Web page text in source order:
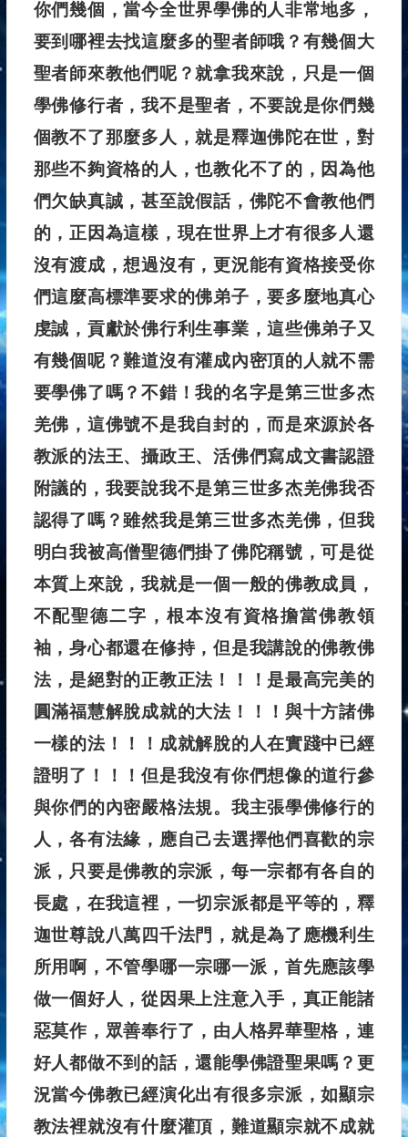
你們幾個，當今全世界學佛的人非常地多，
要到哪裡去找這麼多的聖者師哦？有幾個大
聖者師來教他們呢？就拿我來說，只是一個
學佛修行者，我不是聖者，不要說是你們幾
個教不了那麼多人，就是釋迦佛陀在世，對
那些不夠資格的人，也教化不了的，因為他
們欠缺真誠，甚至說假話，佛陀不會教他們
的，正因為這樣，現在世界上才有很多人還
沒有渡成，想過沒有，更況能有資格接受你
們這麼高標準要求的佛弟子，要多麼地真心
虔誠，貢獻於佛行利生事業，這些佛弟子又
有幾個呢？難道沒有灌成內密頂的人就不需
要學佛了嗎？不錯！我的名字是第三世多杰
羌佛，這佛號不是我自封的，而是來源於各
教派的法王、攝政王、活佛們寫成文書認證
附議的，我要說我不是第三世多杰羌佛我否
認得了嗎？雖然我是第三世多杰羌佛，但我
明白我被高僧聖德們掛了佛陀稱號，可是從
本質上來說，我就是一個一般的佛教成員，
不配聖德二字，根本沒有資格擔當佛教領
袖，身心都還在修持，但是我講說的佛教佛
法，是絕對的正教正法！！！是最高完美的
圓滿福慧解脫成就的大法！！！與十方諸佛
一樣的法！！！成就解脫的人在實踐中已經
證明了！！！但是我沒有你們想像的道行參
與你們的內密嚴格法規。我主張學佛修行的
人，各有法緣，應自己去選擇他們喜歡的宗
派，只要是佛教的宗派，每一宗都有各自的
長處，在我這裡，一切宗派都是平等的，釋
迦世尊說八萬四千法門，就是為了應機利生
所用啊，不管學哪一宗哪一派，首先應該學
做一個好人，從因果上注意入手，真正能諸
惡莫作，眾善奉行了，由人格昇華聖格，連
好人都做不到的話，還能學佛證聖果嗎？更
況當今佛教已經演化出有很多宗派，如顯宗
教法裡就沒有什麼灌頂，難道顯宗就不成就